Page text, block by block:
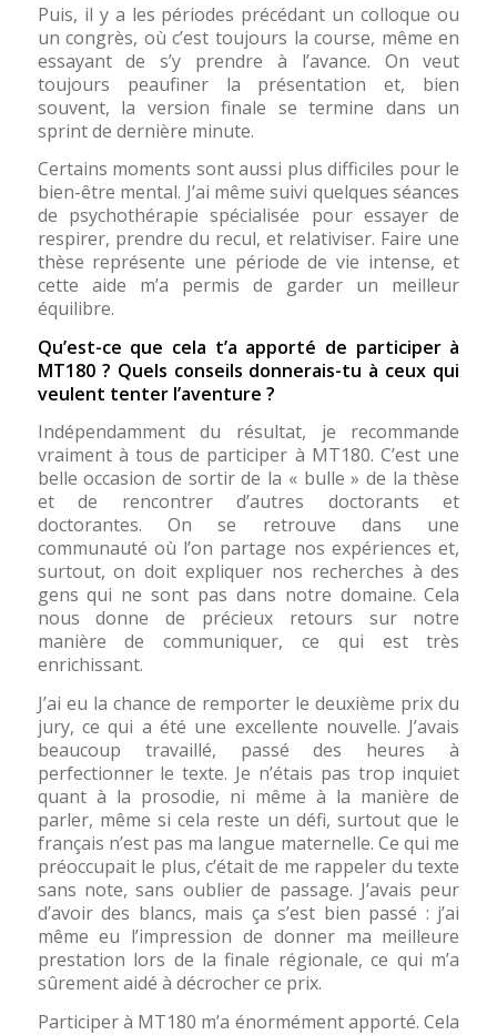
Puis, il y a les périodes précédant un colloque ou
un congrès, où c’est toujours la course, même en
essayant de s’y prendre à l’avance. On veut
toujours peaufiner la présentation et, bien
souvent, la version finale se termine dans un
sprint de dernière minute.
Certains moments sont aussi plus difficiles pour le
bien-être mental. J’ai même suivi quelques séances
de psychothérapie spécialisée pour essayer de
respirer, prendre du recul, et relativiser. Faire une
thèse représente une période de vie intense, et
cette aide m’a permis de garder un meilleur
équilibre.
Qu’est-ce que cela t’a apporté de participer à
MT180 ? Quels conseils donnerais-tu à ceux qui
veulent tenter l’aventure ?
Indépendamment du résultat, je recommande
vraiment à tous de participer à MT180. C’est une
belle occasion de sortir de la « bulle » de la thèse
et de rencontrer d’autres doctorants et
doctorantes. On se retrouve dans une
communauté où l’on partage nos expériences et,
surtout, on doit expliquer nos recherches à des
gens qui ne sont pas dans notre domaine. Cela
nous donne de précieux retours sur notre
manière de communiquer, ce qui est très
enrichissant.
J’ai eu la chance de remporter le deuxième prix du
jury, ce qui a été une excellente nouvelle. J’avais
beaucoup travaillé, passé des heures à
perfectionner le texte. Je n’étais pas trop inquiet
quant à la prosodie, ni même à la manière de
parler, même si cela reste un défi, surtout que le
français n’est pas ma langue maternelle. Ce qui me
préoccupait le plus, c’était de me rappeler du texte
sans note, sans oublier de passage. J’avais peur
d’avoir des blancs, mais ça s’est bien passé : j’ai
même eu l’impression de donner ma meilleure
prestation lors de la finale régionale, ce qui m’a
sûrement aidé à décrocher ce prix.
Participer à MT180 m’a énormément apporté. Cela